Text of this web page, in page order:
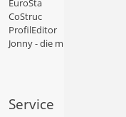
EuroSta
CoStruc
ProfilEditor
Jonny - die mb-App
Service